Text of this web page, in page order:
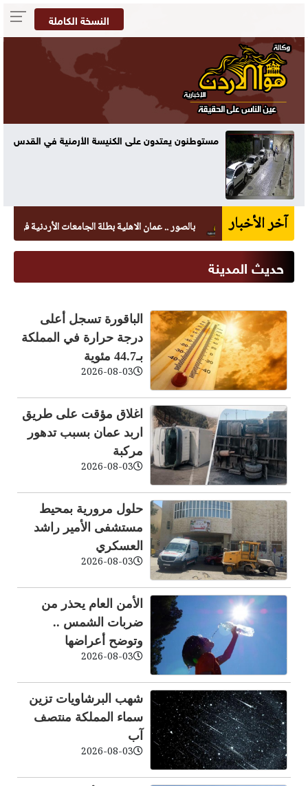
النسخة الكاملة
مستوطنون يعتدون على الكنيسة الأرمنية في القدس
آخر الأخبار بالصور .. عمان الاهلية بطلة الجامعات الأردنية في الكراتيه
حديث المدينة
الباقورة تسجل أعلى
درجة حرارة في المملكة
بـ44.7 مئوية
2026-08-03
اغلاق مؤقت على طريق
اربد عمان بسبب تدهور
مركبة
2026-08-03
حلول مرورية بمحيط
مستشفى الأمير راشد
العسكري
2026-08-03
الأمن العام يحذر من
ضربات الشمس ..
وتوضح أعراضها
2026-08-03
شهب البرشاويات تزين
سماء المملكة منتصف
آب
2026-08-03